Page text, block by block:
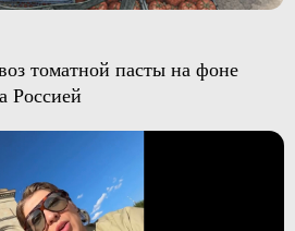
томатной пасты на фоне
Россией